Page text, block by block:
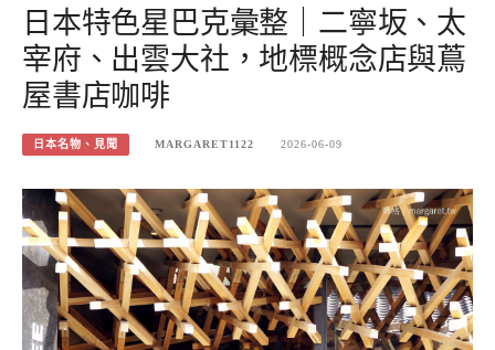
日本特色星巴克彙整｜二寧坂、太
宰府、出雲大社，地標概念店與蔦
屋書店咖啡
日本名物、見聞 MARGARET1122 2026-06-09